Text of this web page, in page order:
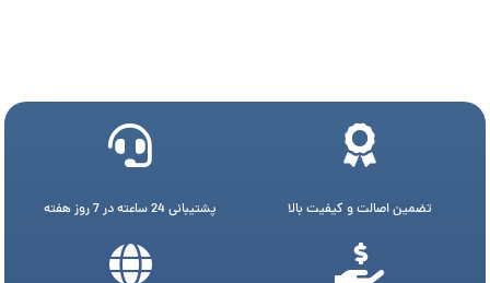
تضمین اصالت و کیفیت بالا پشتیبانی 24 ساعته در 7 روز هفته